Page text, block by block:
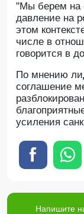
"Мы берем на
давление на
этом
числе в
говорится в
По мнению
соглашение
усиления
Напишите